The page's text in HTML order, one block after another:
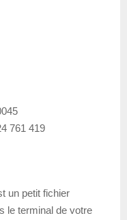
761 419
un petit fichier
le terminal de votre